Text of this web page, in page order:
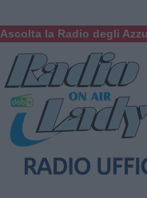
Ascolta la Radio degli